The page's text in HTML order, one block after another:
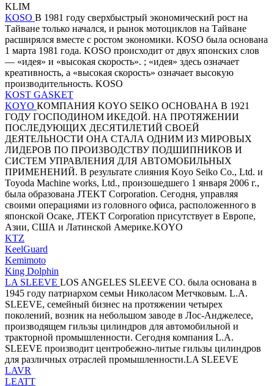
KLIM
KOSO В 1981 году сверхбыстрый экономический рост на
Тайване только начался, и рынок мотоциклов на Тайване
расширялся вместе с ростом экономики. KOSO была основана
1 марта 1981 года. KOSO происходит от двух японских слов
— «идея» и «высокая скорость». ; «идея» здесь означает
креативность, а «высокая скорость» означает высокую
производительность. KOSO
KOST GASKET
KOYO КОМПАНИЯ KOYO SEIKO ОСНОВАНА В 1921
ГОДУ ГОСПОДИНОМ ИКЕДОЙ. НА ПРОТЯЖЕНИИ
ПОСЛЕДУЮЩИХ ДЕСЯТИЛЕТИЙ СВОЕЙ
ДЕЯТЕЛЬНОСТИ ОНА СТАЛА ОДНИМ ИЗ МИРОВЫХ
ЛИДЕРОВ ПО ПРОИЗВОДСТВУ ПОДШИПНИКОВ И
СИСТЕМ УПРАВЛЕНИЯ ДЛЯ АВТОМОБИЛЬНЫХ
ПРИМЕНЕНИЙ. В результате слияния Koyo Seiko Co., Ltd. и
Toyoda Machine works, Ltd., произошедшего 1 января 2006 г.,
была образована JTEKT Corporation. Сегодня, управляя
своими операциями из головного офиса, расположенного в
японской Осаке, JTEKT Corporation присутствует в Европе,
Азии, США и Латинской Америке.KOYO
KTZ
KeelGuard
Kemimoto
King Dolphin
LA SLEEVE LOS ANGELES SLEEVE CO. была основана в
1945 году патриархом семьи Николасом Метчковым. L.A.
SLEEVE, семейный бизнес на протяжении четырех
поколений, возник на небольшом заводе в Лос-Анджелесе,
производящем гильзы цилиндров для автомобильной и
тракторной промышленности. Сегодня компания L.A.
SLEEVE производит центробежно-литые гильзы цилиндров
для различных отраслей промышленности.LA SLEEVE
LAVR
LEATT